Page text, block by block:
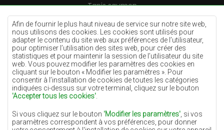
Afin de fournir le plus haut niveau de service sur notre site web,
nous utilisons des cookies. Les cookies sont utilisés pour
adapter le contenu du site web aux préférences de l’utilisateur,
pour optimiser l’utilisation des sites web, pour créer des
statistiques et pour maintenir la session de l’utilisateur du site
web. Vous pouvez modifier les paramètres des cookies en
cliquant sur le bouton « Modifier les paramètres ». Pour
consentir à l’installation de cookies de toutes les catégories
indiquées ci-dessus sur votre terminal, cliquez sur le bouton
'Accepter tous les cookies'
Si vous cliquez sur le bouton 'Modifier les paramètres' , si vos
paramètres correspondent à vos préférences, pour donner
Tapis saumon
Tapis crème
Tapis lilas
Tapis jaunes
Tapis menthe
Tapis bleus
Tapis oranges
Tapis gris